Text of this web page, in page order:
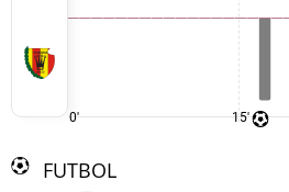
0' 15'
FUTBOL